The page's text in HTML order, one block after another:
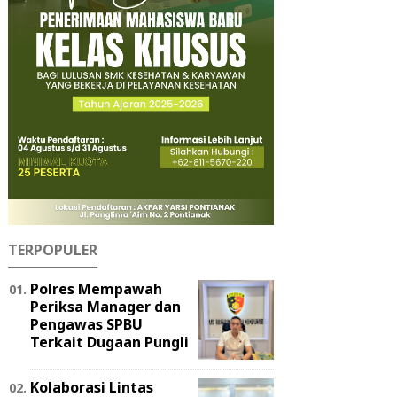
TERPOPULER
Polres Mempawah
Periksa Manager dan
Pengawas SPBU
Terkait Dugaan Pungli
Kolaborasi Lintas